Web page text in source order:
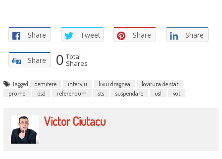
Share Tweet Share Share
Share 0 Total
Shares
Tagged demitere interviu liviu dragnea
lovitura de stat
promo
psd referendum sts suspendare usl vot
Victor Ciutacu